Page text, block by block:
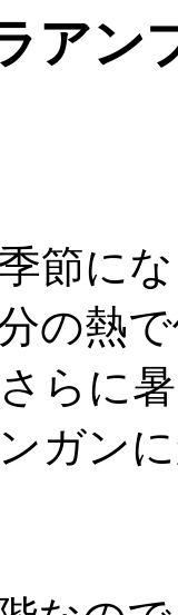
アン
節に
の熱
らに
ガン